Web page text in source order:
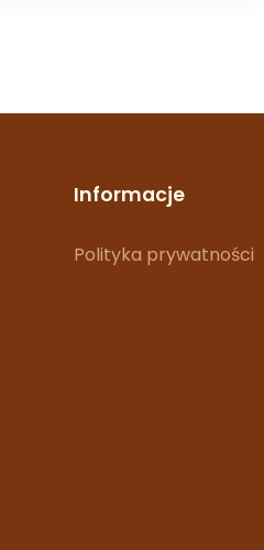
Informacje
Polityka prywatności